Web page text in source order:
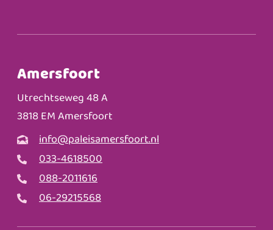
Amersfoort
Utrechtseweg 48 A
3818 EM Amersfoort
info@paleisamersfoort.nl
033-4618500
088-2011616
06-29215568